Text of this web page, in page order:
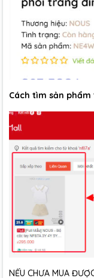
Cách tìm sản
NẾU CHƯA MUA